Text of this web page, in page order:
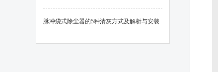
意事项
脉冲袋式除尘器的5种清灰方式及解析与安装